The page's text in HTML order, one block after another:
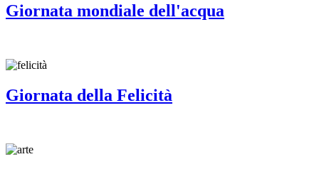
Giornata mondiale dell'acqua
Giornata della Felicità